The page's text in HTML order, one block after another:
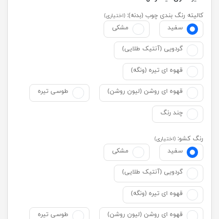
کالیته رنگ بندی چوب (بدنه): (اختیاری)
سفید مشکی
گردویی (آنتیک طلایی)
قهوه ای تیره (ونگه)
قهوه ای روشن (لیون روشن) طوسی تیره
چند رنگ
رنگ کشو: (اختیاری)
سفید مشکی
گردویی (آنتیک طلایی)
قهوه ای تیره (ونگه)
قهوه ای روشن (لیون روشن) طوسی تیره